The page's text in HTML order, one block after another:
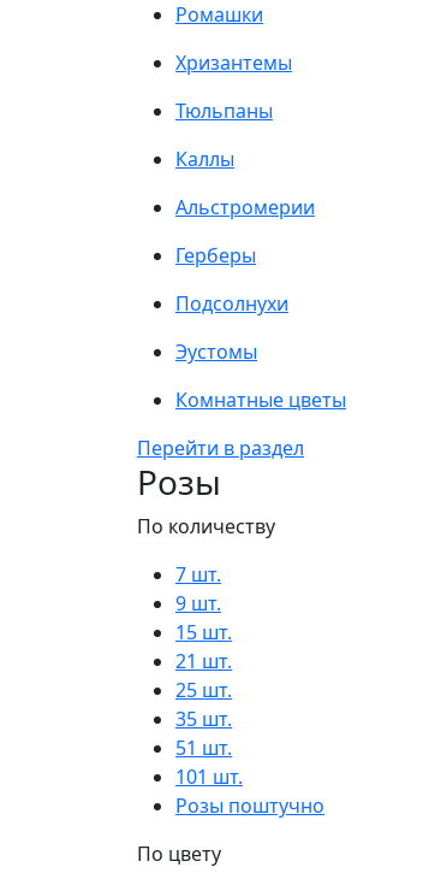
Ромашки
Хризантемы
Тюльпаны
Каллы
Альстромерии
Герберы
Подсолнухи
Эустомы
Комнатные цветы
Перейти в раздел
Розы
По количеству
7 шт.
9 шт.
15 шт.
21 шт.
25 шт.
35 шт.
51 шт.
101 шт.
Розы поштучно
По цвету